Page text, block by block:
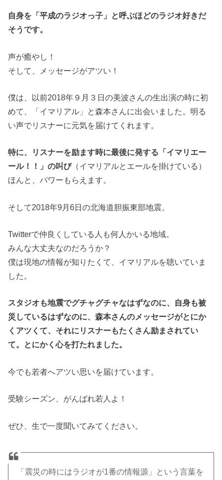
自身を「平成のラジオっ子」と呼ぶほどのラジオ好きだ
そうです。
声が癒やし！
そして、メッセージがアツい！
僕は、以前2018年９月３日の美波さんの生出演の時に初
めて、「イマリアル」と森本さんに出会いました。明る
い声でリスナーに元気を届けてくれます。
特に、リスナーを励ます時に最後に発する「イマリエー
ール！！」の叫び（イマリアルとエールを掛けている）
ほんと、パワーもらえます。
そして2018年9月6日の北海道胆振東部地震。
Twitterで仲良くしている人も何人かいる地域。
みんな大丈夫なのだろうか？
僕は現地の情報が知りたくて、イマリアルを聴いていま
した。
スタジオも地震でグチャグチャなはずなのに、自身も被
災しているはずなのに、森本さんのメッセージがとにか
くアツくて、それにリスナーもたくさん励まされてい
て。とにかく心を打たれました。
今でも若者へアツい思いを届けています。
受験シーズン、がんばれ若人よ！
ぜひ、生で一度聞いてみてください。
「震災の時にはラジオが1番の情報源」という言葉を